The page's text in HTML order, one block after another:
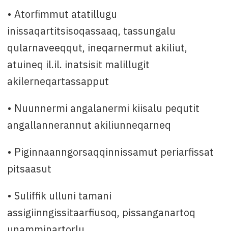
• Atorfimmut atatillugu
inissaqartitsisoqassaaq, tassungalu
qularnaveeqqut, ineqarnermut akiliut,
atuineq il.il. inatsisit malillugit
akilerneqartassapput
• Nuunnermi angalanermi kiisalu pequtit
angallannerannut akiliunneqarneq
• Piginnaanngorsaqqinnissamut periarfissat
pitsaasut
• Suliffik ulluni tamani
assigiinngissitaarfiusoq, pissanganartoq